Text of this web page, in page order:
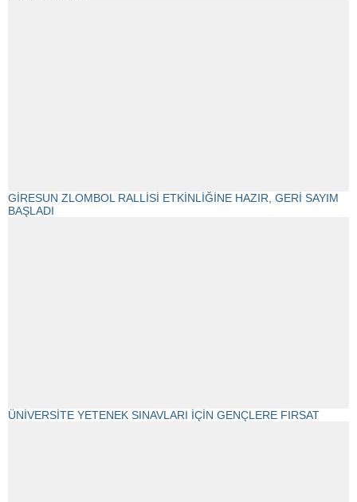
GİRESUN ZLOMBOL RALLİSİ ETKİNLİĞİNE HAZIR, GERİ SAYIM
BAŞLADI
ÜNİVERSİTE YETENEK SINAVLARI İÇİN GENÇLERE FIRSAT